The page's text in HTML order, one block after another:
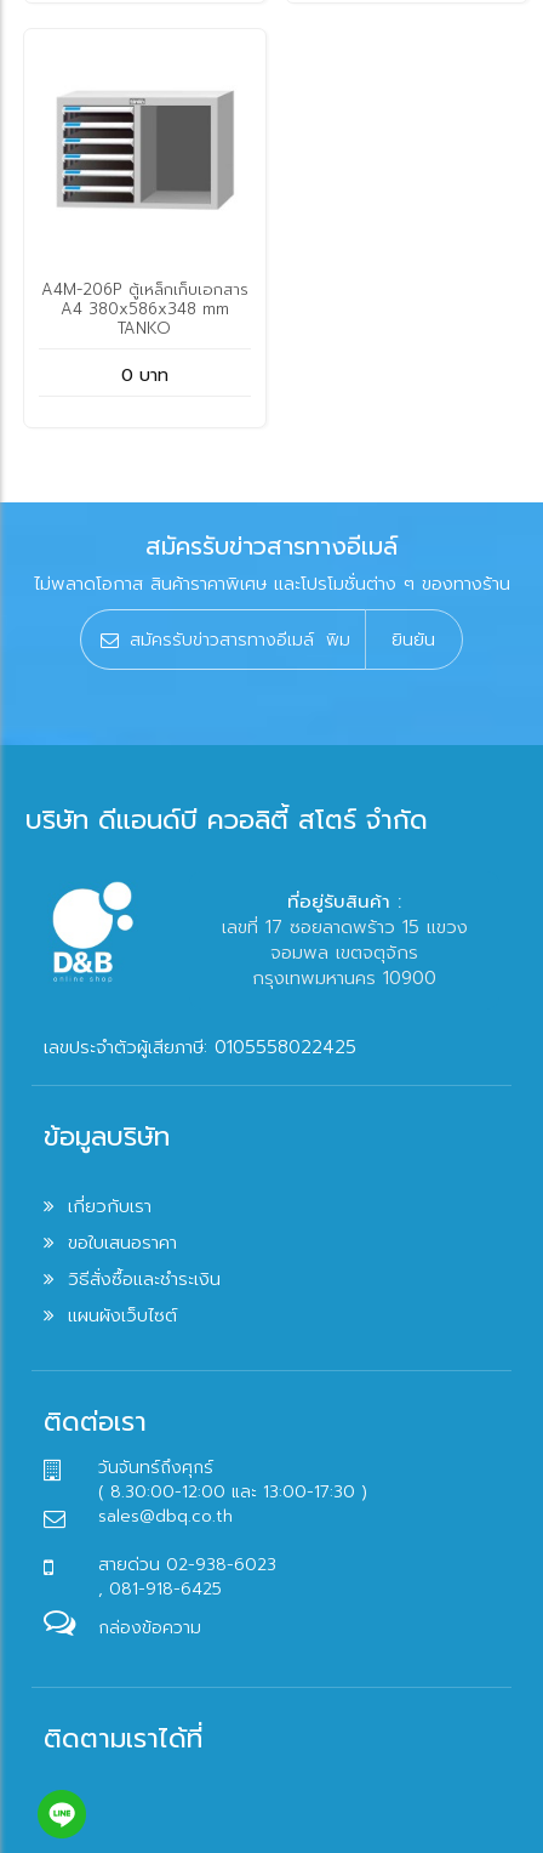
A4M-206P ตู้เหล็กเก็บเอกสาร
A4 380x586x348 mm
TANKO
0 บาท
สมัครรับข่าวสารทางอีเมล์
ไม่พลาดโอกาส สินค้าราคาพิเศษ และโปรโมชั่นต่าง ๆ ของทางร้าน
ยินยัน
บริษัท ดีแอนด์บี ควอลิตี้ สโตร์ จำกัด
ที่อยู่รับสินค้า :
เลขที่ 17 ซอยลาดพร้าว 15 แขวง
จอมพล เขตจตุจักร
กรุงเทพมหานคร 10900
เลขประจำตัวผู้เสียภาษี: 0105558022425
ข้อมูลบริษัท
เกี่ยวกับเรา
ขอใบเสนอราคา
วิธีสั่งซื้อและชำระเงิน
แผนผังเว็บไซต์
ติดต่อเรา
วันจันทร์ถึงศุกร์
( 8.30:00-12:00 และ 13:00-17:30 )
sales@dbq.co.th
สายด่วน 02-938-6023
, 081-918-6425
กล่องข้อความ
ติดตามเราได้ที่